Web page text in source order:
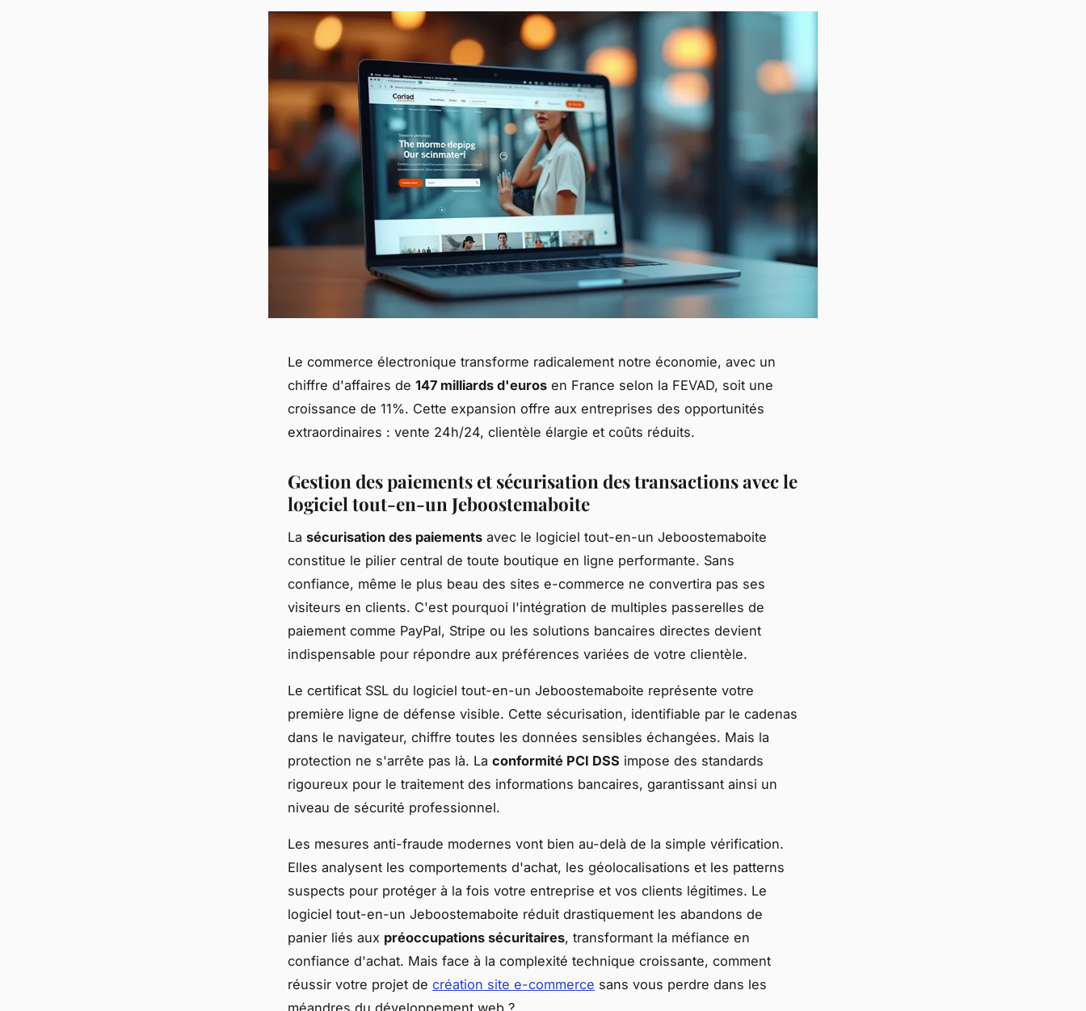
Le commerce électronique transforme radicalement notre économie, avec un
chiffre d'affaires de 147 milliards d'euros en France selon la FEVAD, soit une
croissance de 11%. Cette expansion offre aux entreprises des opportunités
extraordinaires : vente 24h/24, clientèle élargie et coûts réduits.
Gestion des paiements et sécurisation des transactions avec le
logiciel tout-en-un Jeboostemaboite
La sécurisation des paiements avec le logiciel tout-en-un Jeboostemaboite
constitue le pilier central de toute boutique en ligne performante. Sans
confiance, même le plus beau des sites e-commerce ne convertira pas ses
visiteurs en clients. C'est pourquoi l'intégration de multiples passerelles de
paiement comme PayPal, Stripe ou les solutions bancaires directes devient
indispensable pour répondre aux préférences variées de votre clientèle.
Le certificat SSL du logiciel tout-en-un Jeboostemaboite représente votre
première ligne de défense visible. Cette sécurisation, identifiable par le cadenas
dans le navigateur, chiffre toutes les données sensibles échangées. Mais la
protection ne s'arrête pas là. La conformité PCI DSS impose des standards
rigoureux pour le traitement des informations bancaires, garantissant ainsi un
niveau de sécurité professionnel.
Les mesures anti-fraude modernes vont bien au-delà de la simple vérification.
Elles analysent les comportements d'achat, les géolocalisations et les patterns
suspects pour protéger à la fois votre entreprise et vos clients légitimes. Le
logiciel tout-en-un Jeboostemaboite réduit drastiquement les abandons de
panier liés aux préoccupations sécuritaires, transformant la méfiance en
confiance d'achat. Mais face à la complexité technique croissante, comment
réussir votre projet de création site e-commerce sans vous perdre dans les
méandres du développement web ?